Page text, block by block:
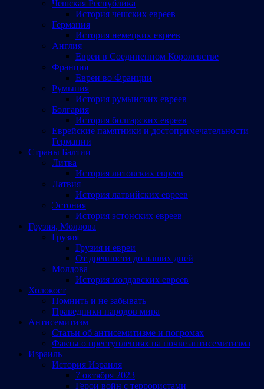
Чешская Республика
История чешских евреев
Германия
История немецких евреев
Англия
Евреи в Соединенном Королевстве
Франция
Евреи во Франции
Румыния
История румынских евреев
Болгария
История болгарских евреев
Еврейские памятники и достопримечательности
Германии
Страны Балтии
Литва
История литовских евреев
Латвия
История латвийских евреев
Эстония
История эстонских евреев
Грузия, Молдова
Грузия
Грузия и евреи
От древности до наших дней
Молдова
История молдавских евреев
Холокост
Помнить и не забывать
Праведники народов мира
Антисемитизм
Статьи об антисемитизме и погромах
Факты о преступлениях на почве антисемитизма
Израиль
История Израиля
7 октября 2023
Герои войн с террористами